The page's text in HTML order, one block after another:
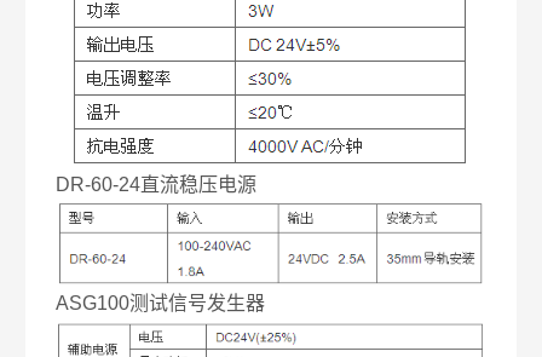
DR-60-24直流稳压电源
ASG100测试信号发生器